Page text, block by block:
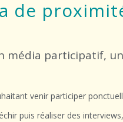
de
média participatif,
venir participer
puis réaliser des